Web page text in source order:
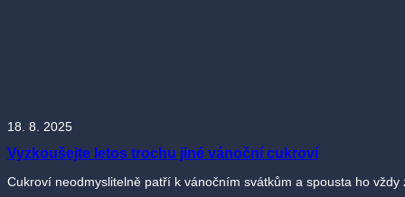
18. 8. 2025
Vyzkoušejte letos trochu jiné vánoční cukroví
Cukroví neodmyslitelně patří k vánočním svátkům a spousta ho